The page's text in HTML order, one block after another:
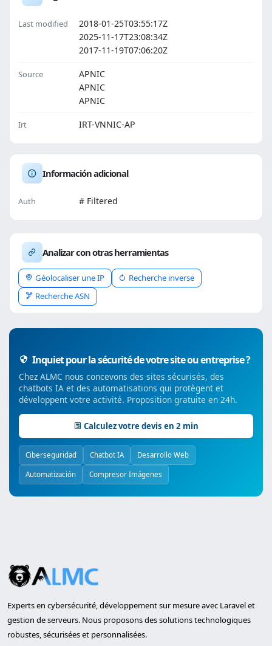
Last modified
2018-01-25T03:55:17Z
2025-11-17T23:08:34Z
2017-11-19T07:06:20Z
Source
APNIC
APNIC
APNIC
Irt IRT-VNNIC-AP
Información adicional
Auth # Filtered
Analizar con otras herramientas
Géolocaliser une IP
Recherche inverse
Recherche ASN
Inquiet pour la sécurité de votre site ou entreprise ?
Chez ALMC nous concevons des sites sécurisés, des
chatbots IA et des automatisations qui protègent et
développent votre activité. Proposition gratuite en 24h.
Calculez votre devis en 2 min
Ciberseguridad Chatbot IA Desarrollo Web
Automatización Compresor Imágenes
Experts en cybersécurité, développement sur mesure avec Laravel et
gestion de serveurs. Nous proposons des solutions technologiques
robustes, sécurisées et personnalisées.